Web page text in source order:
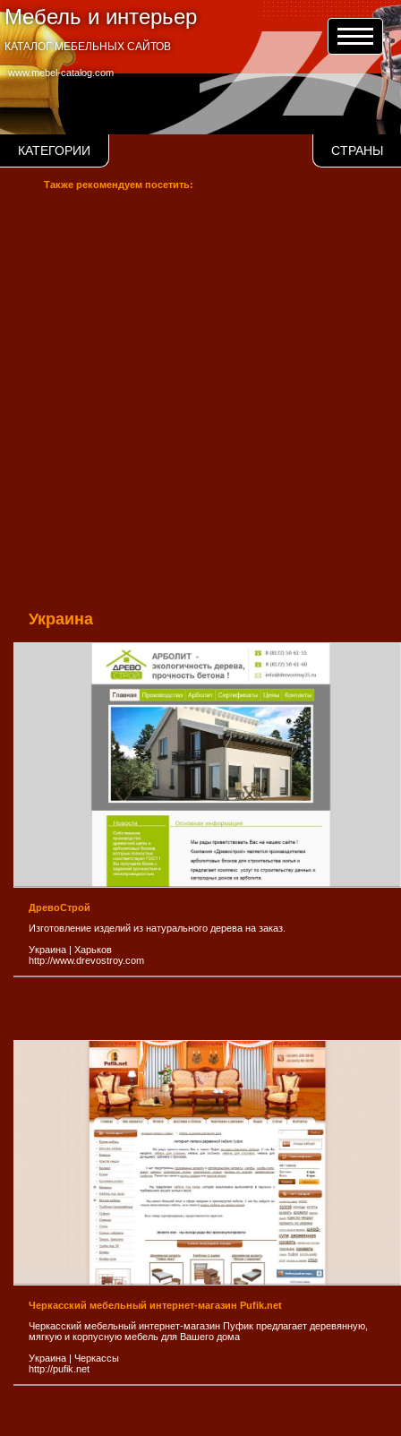
Мебель и интерьер
www.mebel-catalog.com
КАТАЛОГ МЕБЕЛЬНЫХ САЙТОВ
КАТЕГОРИИ СТРАНЫ
Также рекомендуем посетить:
Украина
ДревоСтрой
Изготовление изделий из натурального дерева на заказ.
Украина | Харьков
http://www.drevostroy.com
Черкасский мебельный интернет-магазин Pufik.net
Черкасский мебельный интернет-магазин Пуфик предлагает деревянную,
мягкую и корпусную мебель для Вашего дома
Украина | Черкассы
http://pufik.net